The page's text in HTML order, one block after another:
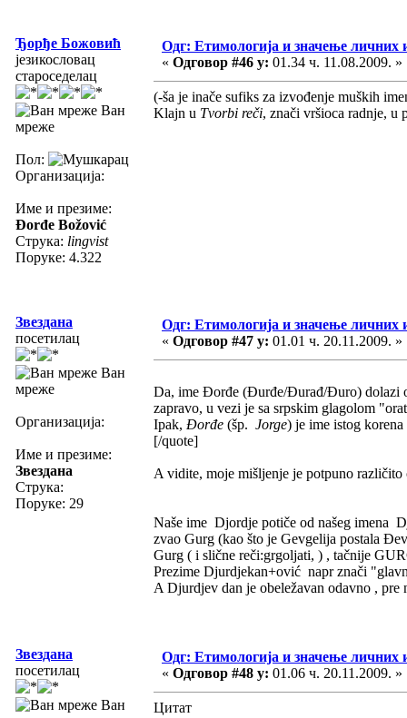
Ђорђе Божовић
језикословац
староседелац
Ван
мреже
Пол:
Организација:
Име и презиме:
Đorđe Božović
Струка: lingvist
Поруке: 4.322
Одг: Етимологија и значење личних
« Одговор #46 у: 01.34 ч. 11.08.2009. »
(-ša je inače sufiks za izvođenje muških
Klajn u Tvorbi reči, znači vršioca radnje, u
Звездана
посетилац
Ван
мреже
Организација:
Име и презиме:
Звездана
Струка:
Поруке: 29
Одг: Етимологија и значење личних
« Одговор #47 у: 01.01 ч. 20.11.2009. »
Da, ime Đorđe (Đurđe/Đurađ/Đuro) dolazi
zapravo, u vezi je sa srpskim glagolom
Ipak, Đorđe (šp. Jorge) je ime istog
[/quote]
A vidite, moje mišljenje je potpuno
Naše ime Djordje potiče od našeg imena
zvao Gurg (kao što je Gevgelija postala
Gurg ( i slične reči:grgoljati, ) , tačnije
Prezime Djurdjekan+ović napr znači
A Djurdjev dan je obeležavan odavno ,
Звездана
посетилац
Ван
Одг: Етимологија и значење личних
« Одговор #48 у: 01.06 ч. 20.11.2009. »
Цитат